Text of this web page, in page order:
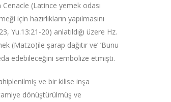
(Latince yemek odası
için hazırlıkların yapılmasını
Yu.13:21-20) anlatıldığı üzere Hz.
(Matzo)ile şarap dağıtır ve’ ’Bunu
edebileceğini sembolize etmişti.
ve bir kilise inşa
dönüştürülmüş ve